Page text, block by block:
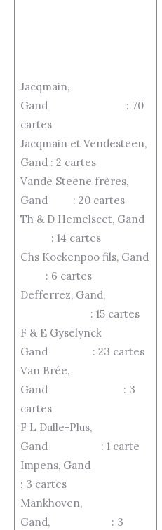
Jacqmain,
Gand : 70
cartes
Jacqmain et Vendesteen,
Gand : 2 cartes
Vande Steene frères,
Gand : 20 cartes
Th & D Hemelscet, Gand
: 14 cartes
Chs Kockenpoo fils, Gand
: 6 cartes
Defferrez, Gand,
: 15 cartes
F & E Gyselynck
Gand : 23 cartes
Van Brée,
Gand : 3
cartes
F L Dulle-Plus,
Gand : 1 carte
Impens, Gand
: 3 cartes
Mankhoven,
Gand, : 3